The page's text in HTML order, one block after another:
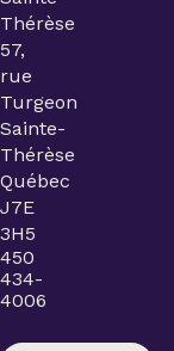
Thérèse
57,
rue
Turgeon
Sainte-
Thérèse
Québec
J7E
3H5
450
434-
4006